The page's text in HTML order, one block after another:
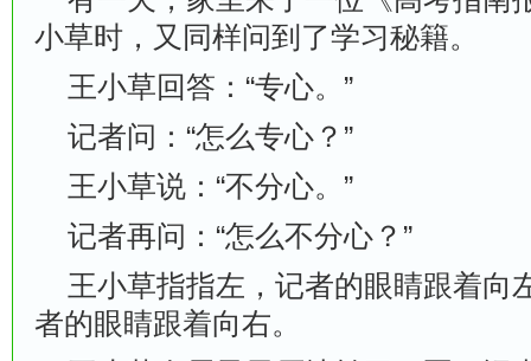
小草时，又同样问到了学习秘籍。
王小草回答：“专心。”
记者问：“怎么专心？”
王小草说：“不分心。”
记者再问：“怎么不分心？”
王小草指指左，记者的眼睛跟着向
者的眼睛跟着向右。